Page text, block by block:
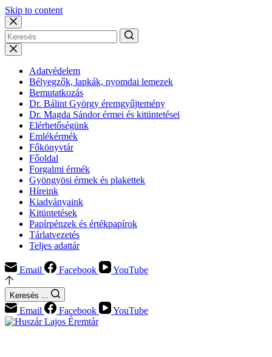
Skip to content
Adatvédelem
Bélyegzők, lapkák, nyomdai lemezek
Bemutatkozás
Dr. Bálint György éremgyűjtemény
Dr. Magda Sándor érmei és kitüntetései
Elérhetőségünk
Emlékérmék
Főkönyvtár
Főoldal
Forgalmi érmék
Gyöngyösi érmek és plakettek
Híreink
Kiadványaink
Kitüntetések
Papírpénzek és értékpapírok
Tárlatvezetés
Teljes adattár
Email Facebook YouTube
Keresés ...
Email Facebook YouTube